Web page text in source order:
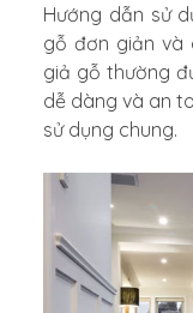
Hướng dẫn sử
gỗ đơn giản và
giả gỗ thường
dễ dàng và an
sử dụng chung.